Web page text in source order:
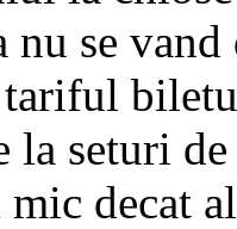
nu se
la seturi
mic decat